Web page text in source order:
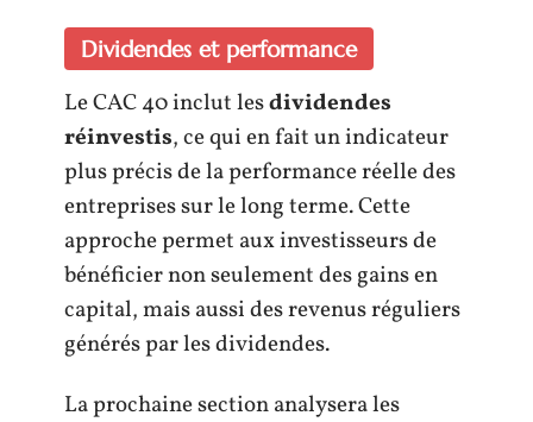
Dividendes et performance
Le CAC 40 inclut lesdividendes
réinvestis, ce qui en fait un indicateur
plus précis de la performance réelle des
entreprises sur le long terme. Cette
approche permet aux investisseurs de
bénéficier non seulement des gains en
capital, mais aussi des revenus réguliers
générés par les dividendes.
La prochaine section analysera les